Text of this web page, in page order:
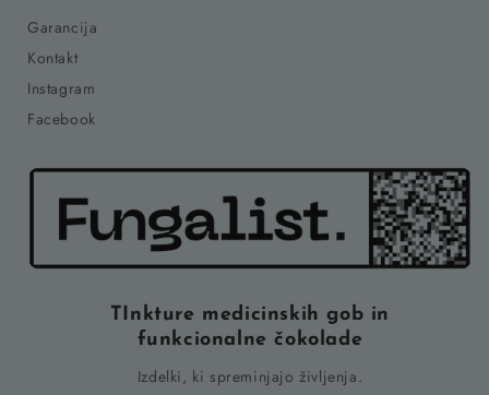
Garancija
Kontakt
Instagram
Facebook
TInkture medicinskih gob in
funkcionalne čokolade
Izdelki, ki spreminjajo življenja.